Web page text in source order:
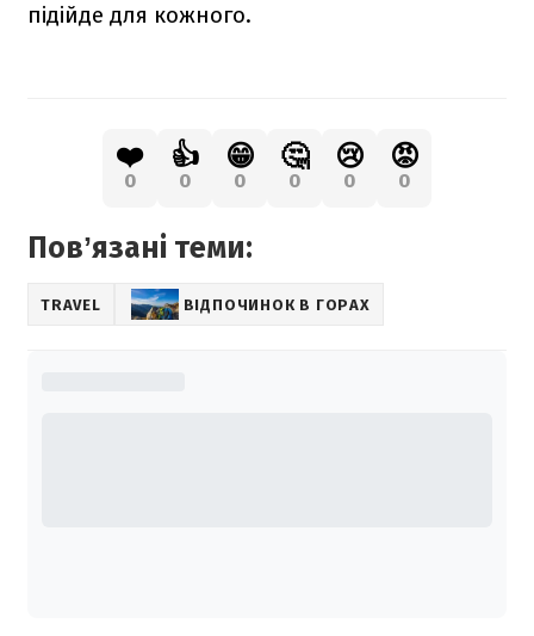
підійде для кожного.
❤️
0
👍
0
😁
0
🤔
0
😢
0
😡
0
Повʼязані теми:
TRAVEL ВІДПОЧИНОК В ГОРАХ